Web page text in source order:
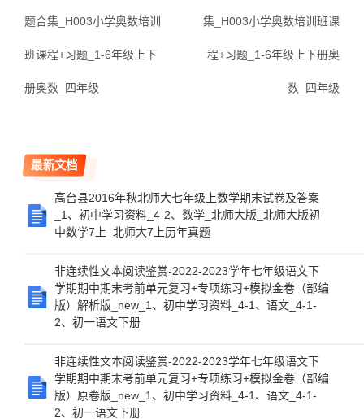
题合集_H003小学奥数培训
班课程+习题_1-6年级上下
册奥数_四年级
集_H003小学奥数培训班课
程+习题_1-6年级上下册奥
数_四年级
最新文档
高台县2016年秋北师大七年级上数学期末试卷及答案
_1、初中学习资料_4-2、数学_北师大版_北师大版初
中数学7上_北师大7上历年真题
非连续性文本阅读鉴赏-2022-2023学年七年级语文下
学期期中期末考前单元复习+专项练习+模拟金卷（部编
版）解析版_new_1、初中学习资料_4-1、语文_4-1-
2、初一语文下册
非连续性文本阅读鉴赏-2022-2023学年七年级语文下
学期期中期末考前单元复习+专项练习+模拟金卷（部编
版）原卷版_new_1、初中学习资料_4-1、语文_4-1-
2、初一语文下册